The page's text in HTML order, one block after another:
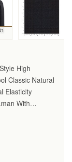
า
High
Classic Natural
Elasticity
With